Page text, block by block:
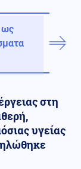
ως
στη
υγείας